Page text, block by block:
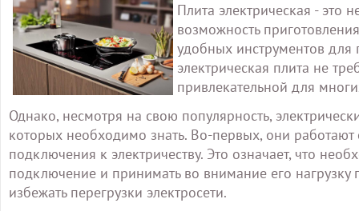
Плита электрическая - это
возможность
удобных инструментов для
электрическая плита не
привлекательной для
Однако, несмотря на свою популярность,
которых необходимо знать. Во-первых, они работают
подключения к электричеству. Это означает, что
подключение и принимать во внимание его
избежать перегрузки электросети.